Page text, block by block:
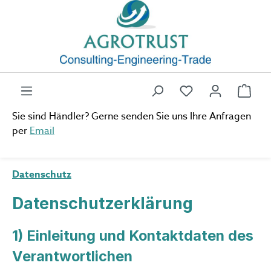
Zum Hauptinhalt springen
Sie sind Händler? Gerne senden Sie uns Ihre Anfragen
per Email
Du hast 0
Datenschutz
Datenschutzerklärung
1) Einleitung und Kontaktdaten des
Verantwortlichen